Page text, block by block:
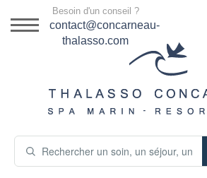
DESTINATION
SÉJOURS THALASSO
Besoin d'un conseil ?
contact@concarneau-
thalasso.com